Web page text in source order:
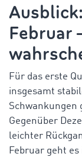
Februar
Für das erste
insgesamt
Schwankungen
Gegenüber
leichter
Februar geht